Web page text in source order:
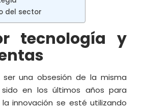
del sector
tecnología y
una obsesión de la misma
en los últimos años para
innovación se esté utilizando